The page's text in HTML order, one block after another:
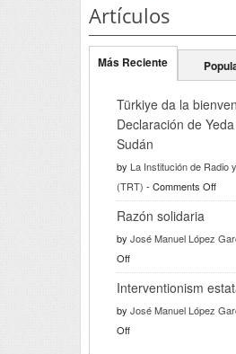
Artículos
Más Reciente
Türkiye da la
Declaración de
Sudán
by La Institución de Radio
(TRT) - Comments Offon
la
a
Razón solidaria
by José Manuel López
Offon
Razón
solidaria
Interventionism
by José Manuel López
Offon